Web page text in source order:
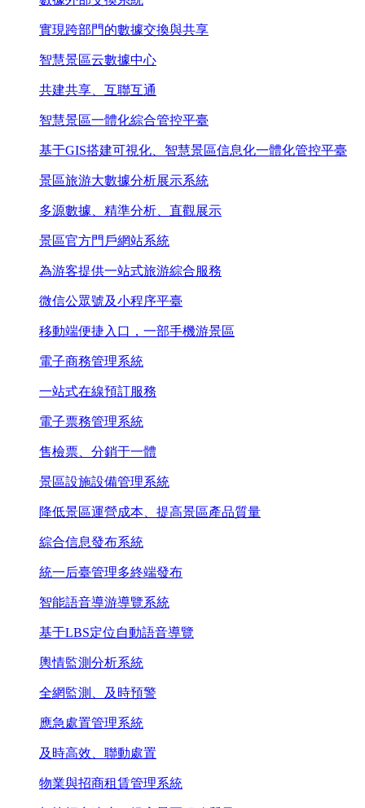
實現跨部門的數據交換與共享
智慧景區云數據中心
共建共享、互聯互通
智慧景區一體化綜合管控平臺
基于GIS搭建可視化、智慧景區信息化一體化管控平臺
景區旅游大數據分析展示系統
多源數據、精準分析、直觀展示
景區官方門戶網站系統
為游客提供一站式旅游綜合服務
微信公眾號及小程序平臺
移動端便捷入口，一部手機游景區
電子商務管理系統
一站式在線預訂服務
電子票務管理系統
售檢票、分銷于一體
景區設施設備管理系統
降低景區運營成本、提高景區產品質量
綜合信息發布系統
統一后臺管理多終端發布
智能語音導游導覽系統
基于LBS定位自動語音導覽
輿情監測分析系統
全網監測、及時預警
應急處置管理系統
及時高效、聯動處置
物業與招商租賃管理系統